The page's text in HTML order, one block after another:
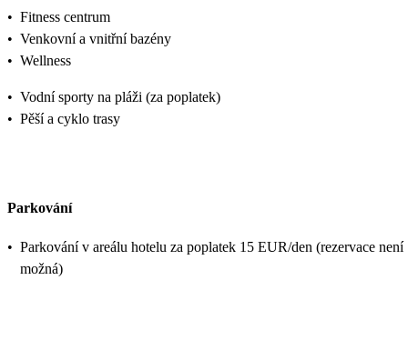
• Fitness centrum
• Venkovní a vnitřní bazény
• Wellness
• Vodní sporty na pláži (za poplatek)
• Pěší a cyklo trasy
Parkování
• Parkování v areálu hotelu za poplatek 15 EUR/den (rezervace není
možná)